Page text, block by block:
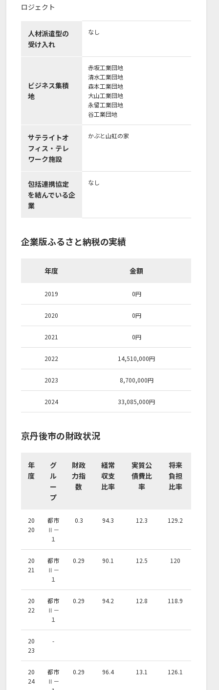
ロジェクト
人材派遣型の
受け入れ
なし
ビジネス集積
地
赤坂工業団地
清水工業団地
森本工業団地
大山工業団地
永留工業団地
谷工業団地
サテライトオ
フィス・テレ
ワーク施設
かぶと山虹の家
包括連携協定
を結んでいる企
業
なし
企業版ふるさと納税の実績
年度 金額
2019 0円
2020 0円
2021 0円
2022 14,510,000円
2023 8,700,000円
2024 33,085,000円
京丹後市の財政状況
年
度
グ
ル
ー
プ
財政
力指
数
経常
収支
比率
実質公
債費比
率
将来
負担
比率
20
20
都市
Ⅱ－
１
0.3 94.3 12.3 129.2
20
21
都市
Ⅱ－
１
0.29 90.1 12.5 120
20
22
都市
Ⅱ－
１
0.29 94.2 12.8 118.9
20
23
-
20
24
都市
Ⅱ－
0.29 96.4 13.1 126.1